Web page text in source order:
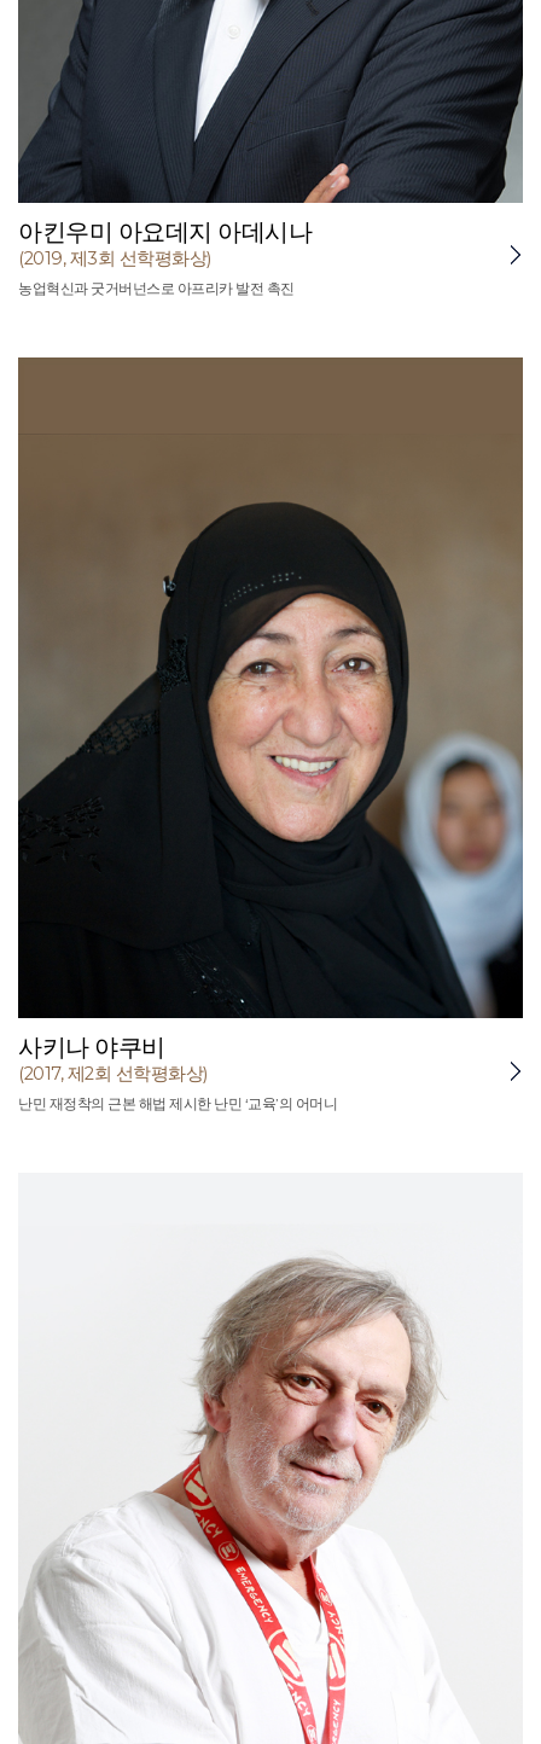
아킨우미 아요데지 아데시나
(2019, 제3회 선학평화상)
농업혁신과 굿거버넌스로 아프리카 발전 촉진
사키나 야쿠비
(2017, 제2회 선학평화상)
난민 재정착의 근본 해법 제시한 난민 ‘교육’의 어머니